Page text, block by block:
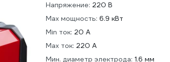
Напряжение: 220 В
Max мощность: 6.9 кВт
Min ток: 20 А
Max ток: 220 А
Мин. диаметр электрода: 1.6 мм